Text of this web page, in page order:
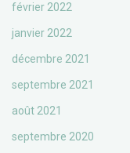
février 2022
janvier 2022
décembre 2021
septembre 2021
août 2021
septembre 2020